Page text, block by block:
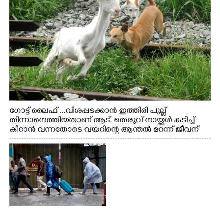
ഗോട്ട് ലൈഫ് ...വിശപ്പടക്കാൻ ഇത്തിരി പുല്ല്
തിന്നാനെത്തിയതാണ് ആട്. തെരുവ് നായ്ക്കൾ കടിച്ച്
കീറാൻ വന്നതോടെ വയറിന്റെ ആന്തൽ മറന്ന് ജീവന്
വേണ്ടിയായി ഓട്ടം. എറണാകുളം വാത്തുരുത്തിയിൽ
നിന്നുള്ള കാഴ്ച